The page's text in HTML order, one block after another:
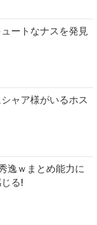
ートなナスを発見
ャア様がいるホス
逸ｗまとめ能力に
る!